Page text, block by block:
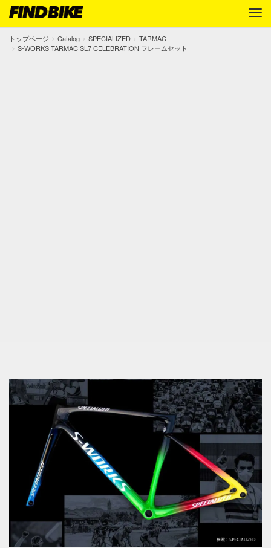
トップページ Catalog SPECIALIZED
TARMAC
S-WORKS TARMAC SL7 CELEBRATION フレームセット